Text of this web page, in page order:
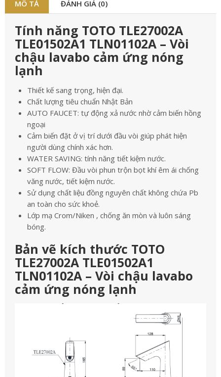
MÔ TẢ ĐÁNH GIÁ (0)
Tính năng TOTO TLE27002A
TLE01502A1 TLN01102A – Vòi
chậu lavabo cảm ứng nóng
lạnh
Thiết kế sang trọng, hiện đại.
Chất lượng tiêu chuẩn Nhật Bản
AUTO FAUCET: tự động xả nước nhờ cảm biến hồng
ngoại
Cảm biến đặt ở vị trí dưới đầu vòi giúp phát hiện
người dùng chính xác hơn.
WATER SAVING: tính năng tiết kiệm nước.
SOFT FLOW: Đầu vòi phun trộn bọt khí êm ái chống
văng nước, tiết kiệm nước.
Sử dụng chất liệu đồng nguyên chất không chứa Pb
an toàn cho sức khoẻ.
Lớp mạ Crom/Niken , chống ăn mòn và luôn sáng
bóng.
Bản vẽ kích thước TOTO
TLE27002A TLE01502A1
TLN01102A – Vòi chậu lavabo
cảm ứng nóng lạnh